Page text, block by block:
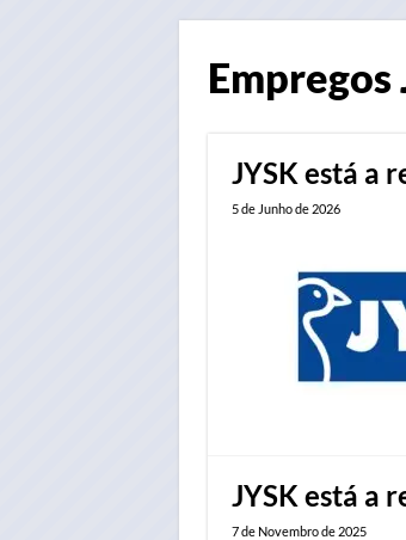
Empregos
JYSK está a
5 de Junho de 2026
JYSK está a
7 de Novembro de 2025